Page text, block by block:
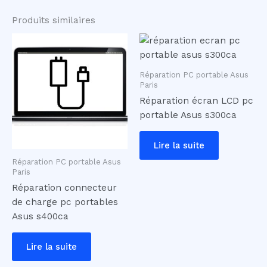
Produits similaires
Réparation PC portable Asus
Paris
Réparation connecteur
de charge pc portables
Asus s400ca
Lire la suite
Réparation PC portable Asus
Paris
Réparation écran LCD pc
portable Asus s300ca
Lire la suite